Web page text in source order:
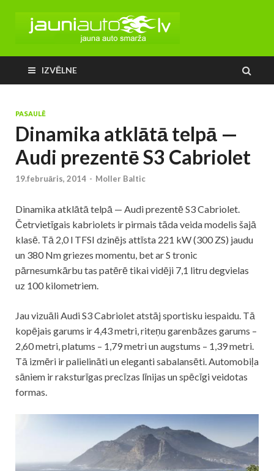
IZVĒLNE
PASAULĒ
Dinamika atklātā telpā —
Audi prezentē S3 Cabriolet
19.februāris, 2014 - Moller Baltic
Dinamika atklātā telpā — Audi prezentē S3 Cabriolet.
Četrvietīgais kabriolets ir pirmais tāda veida modelis šajā
klasē. Tā 2,0 l TFSI dzinējs attīsta 221 kW (300 ZS) jaudu
un 380 Nm griezes momentu, bet ar S tronic
pārnesumkārbu tas patērē tikai vidēji 7,1 litru degvielas
uz 100 kilometriem.
Jau vizuāli Audi S3 Cabriolet atstāj sportisku iespaidu. Tā
kopējais garums ir 4,43 metri, riteņu garenbāzes garums –
2,60 metri, platums – 1,79 metri un augstums – 1,39 metri.
Tā izmēri ir palielināti un eleganti sabalansēti. Automobiļa
sāniem ir raksturīgas precīzas līnijas un spēcīgi veidotas
formas.